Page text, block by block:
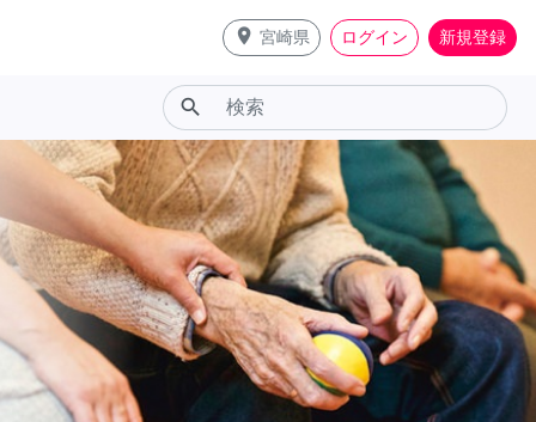
place 宮崎県 ログイン 新規登録
search